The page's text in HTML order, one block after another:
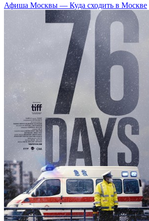
Афиша Москвы — Куда сходить в Москве